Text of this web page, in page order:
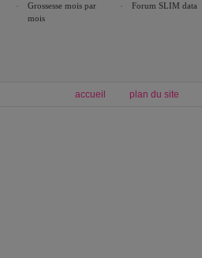
Grossesse mois par
mois
Forum SLIM data
accueil plan du site